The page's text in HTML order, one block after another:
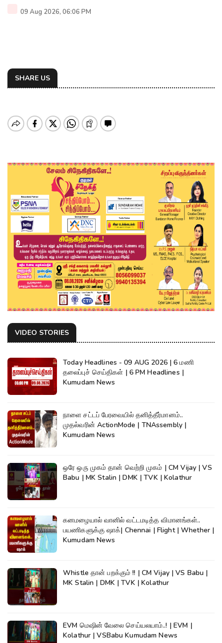
09 Aug 2026, 06:06 PM
SHARE US
VIDEO STORIES
Today Headlines - 09 AUG 2026 | 6 மணி
தலைப்புச் செய்திகள் | 6 PM Headlines |
Kumudam News
நாளை சட்டப் பேரவையில் தனித்தீர்மானம்..
முதல்வரின் ActionMode | TNAssembly |
Kumudam News
ஒரே ஒரு முகம் தான் வெற்றி முகம் | CM Vijay | VS
Babu | MK Stalin | DMK | TVK | Kolathur
கனமழையால் வானில் வட்டமடித்த விமானங்கள்..
பயணிகளுக்கு ஷாக்| Chennai | Flight | Whether |
Kumudam News
Whistle தான் பறக்கும் !! | CM Vijay | VS Babu |
MK Stalin | DMK | TVK | Kolathur
EVM மெஷின் வேலை செய்யலயாம்..! | EVM |
Kolathur | VSBabu Kumudam News